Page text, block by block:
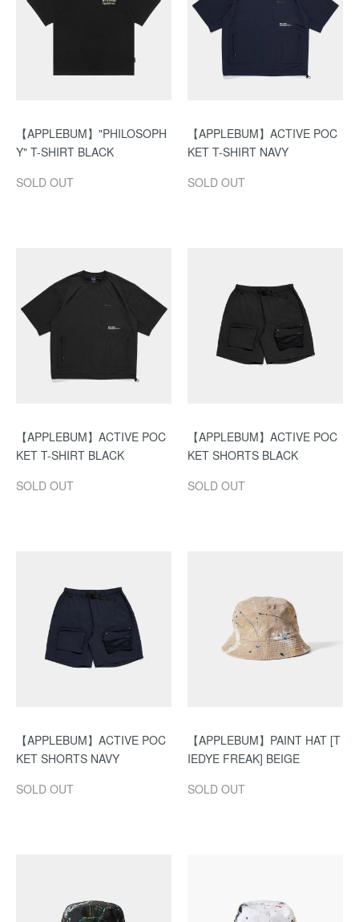
【APPLEBUM】"PHILOSOPH
Y" T-SHIRT BLACK
SOLD OUT
【APPLEBUM】ACTIVE POC
KET T-SHIRT NAVY
SOLD OUT
【APPLEBUM】ACTIVE POC
KET T-SHIRT BLACK
SOLD OUT
【APPLEBUM】ACTIVE POC
KET SHORTS BLACK
SOLD OUT
【APPLEBUM】ACTIVE POC
KET SHORTS NAVY
SOLD OUT
【APPLEBUM】PAINT HAT [T
IEDYE FREAK] BEIGE
SOLD OUT